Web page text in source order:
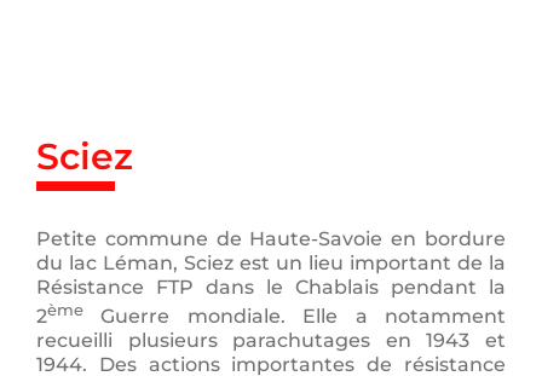
Sciez
Petite commune de Haute-Savoie en bordure
du lac Léman, Sciez est un lieu important de la
Résistance FTP dans le Chablais pendant la
2ème Guerre mondiale. Elle a notamment
recueilli plusieurs parachutages en 1943 et
1944. Des actions importantes de résistance